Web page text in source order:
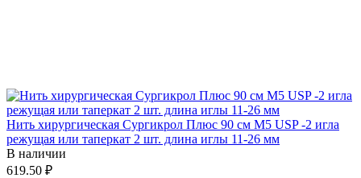
Нить хирургическая Сургикрол Плюс 90 см М5 USP -2 игла
режущая или таперкат 2 шт. длина иглы 11-26 мм
В наличии
619.50 ₽